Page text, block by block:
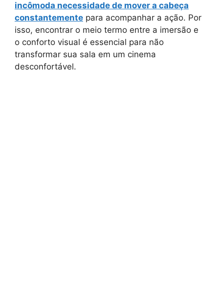
incômoda necessidade de mover a cabeça
constantemente para acompanhar a ação. Por
isso, encontrar o meio termo entre a imersão e
o conforto visual é essencial para não
transformar sua sala em um cinema
desconfortável.